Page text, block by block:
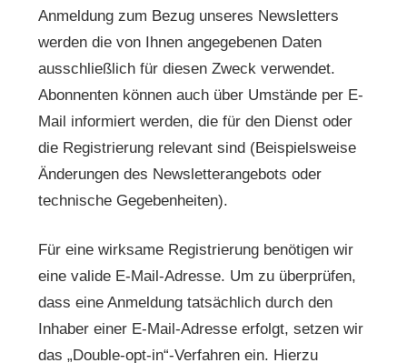
Anmeldung zum Bezug unseres Newsletters
werden die von Ihnen angegebenen Daten
ausschließlich für diesen Zweck verwendet.
Abonnenten können auch über Umstände per E-
Mail informiert werden, die für den Dienst oder
die Registrierung relevant sind (Beispielsweise
Änderungen des Newsletterangebots oder
technische Gegebenheiten).
Für eine wirksame Registrierung benötigen wir
eine valide E-Mail-Adresse. Um zu überprüfen,
dass eine Anmeldung tatsächlich durch den
Inhaber einer E-Mail-Adresse erfolgt, setzen wir
das „Double-opt-in“-Verfahren ein. Hierzu